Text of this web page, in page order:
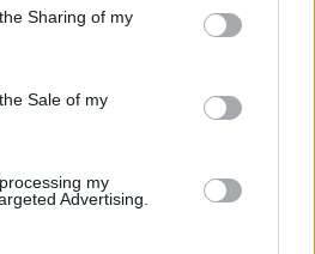
Sharing of my
Sale of my
my
Advertising.
σελίδα κειμένου που άλλαξε τον
στο Πόρτο Γερμενό: Η
νύχτα κόλασης που έζησαν όσοι
Το οπτικό υλικό αποτυπώνει τις